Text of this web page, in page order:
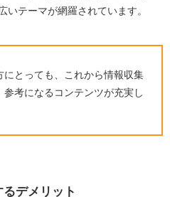
いテーマが網羅されています。
にとっても、これから情報収集
考になるコンテンツが充実し
デメリット